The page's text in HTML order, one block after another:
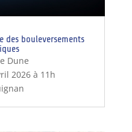
des bouleversements
Dune
2026 à 11h